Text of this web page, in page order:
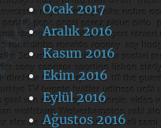
Ocak 2017
Aralık 2016
Kasım 2016
Ekim 2016
Eylül 2016
Ağustos 2016